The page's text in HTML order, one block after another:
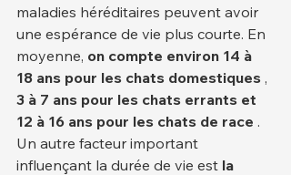
maladies héréditaires peuvent avoir
une espérance de vie plus courte. En
moyenne, on compte environ 14 à
18 ans pour les chats domestiques ,
3 à 7 ans pour les chats errants et
12 à 16 ans pour les chats de race .
Un autre facteur important
influençant la durée de vie est la